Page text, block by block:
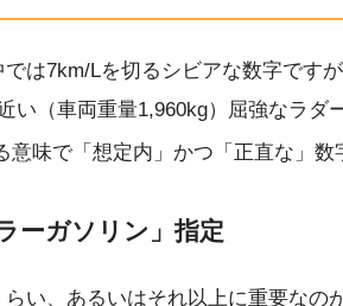
は7km/Lを切るシビアな数字です
い（車両重量1,960kg）屈強なラダ
意味で「想定内」かつ「正直な」数
ーガソリン」指定
い、あるいはそれ以上に重要なの